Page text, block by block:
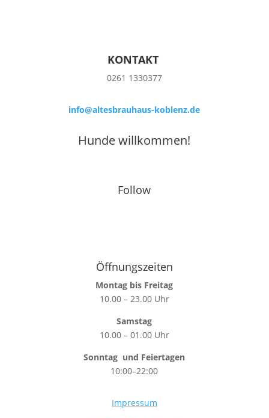
KONTAKT
0261 1330377
info@altesbrauhaus-koblenz.de
Hunde willkommen!
Follow
Öffnungszeiten
Montag bis Freitag
10.00 – 23.00 Uhr
Samstag
10.00 – 01.00 Uhr
Sonntag und Feiertagen
10:00–22:00
Impressum